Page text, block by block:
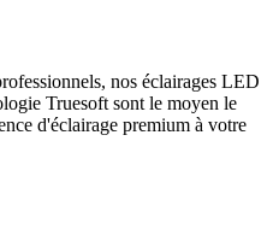
nos éclairages LED
Truesoft sont le moyen le
d'éclairage premium à votre